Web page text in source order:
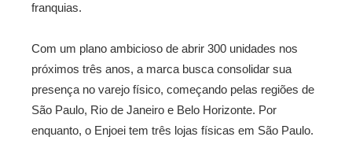
franquias.
Com um plano ambicioso de abrir 300 unidades nos
próximos três anos, a marca busca consolidar sua
presença no varejo físico, começando pelas regiões de
São Paulo, Rio de Janeiro e Belo Horizonte. Por
enquanto, o Enjoei tem três lojas físicas em São Paulo.